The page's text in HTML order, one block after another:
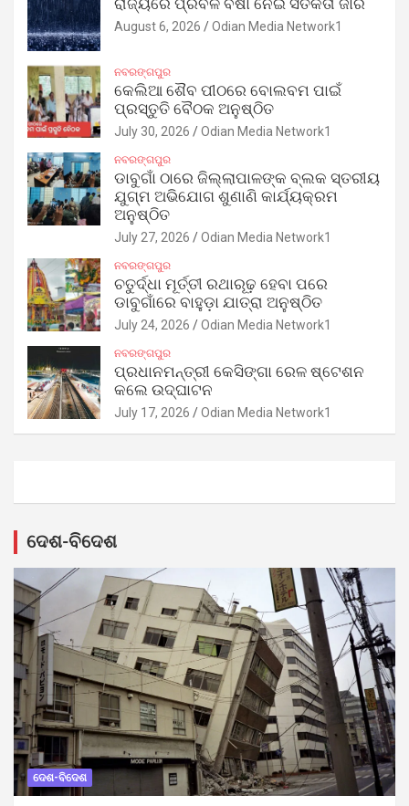
ରାଜ୍ୟରେ ପ୍ରବଳ ବର୍ଷା ନେଇ ସତର୍କତା ଜାରି
August 6, 2026 Odian Media Network1
ନବରଙ୍ଗପୁର
କେଲିଆ ଶୈବ ପୀଠରେ ବୋଲବମ ପାଇଁ
ପ୍ରସ୍ତୁତି ବୈଠକ ଅନୁଷ୍ଠିତ
July 30, 2026 Odian Media Network1
ନବରଙ୍ଗପୁର
ଡାବୁଗାଁ ଠାରେ ଜିଲ୍ଲାପାଳଙ୍କ ବ୍ଲକ ସ୍ତରୀୟ
ଯୁଗ୍ମ ଅଭିଯୋଗ ଶୁଣାଣି କାର୍ଯ୍ୟକ୍ରମ
ଅନୁଷ୍ଠିତ
July 27, 2026 Odian Media Network1
ନବରଙ୍ଗପୁର
ଚତୁର୍ଦ୍ଧା ମୂର୍ତ୍ତୀ ରଥାରୂଢ଼ ହେବା ପରେ
ଡାବୁଗାଁରେ ବାହୁଡ଼ା ଯାତ୍ରା ଅନୁଷ୍ଠିତ
July 24, 2026 Odian Media Network1
ନବରଙ୍ଗପୁର
ପ୍ରଧାନମନ୍ତ୍ରୀ କେସିଙ୍ଗା ରେଳ ଷ୍ଟେଶନ
କଲେ ଉଦ୍‌ଘାଟନ
July 17, 2026 Odian Media Network1
ଦେଶ-ବିଦେଶ
ଦେଶ-ବିଦେଶ